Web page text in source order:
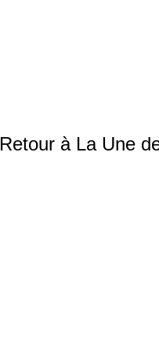
Retour à La Une